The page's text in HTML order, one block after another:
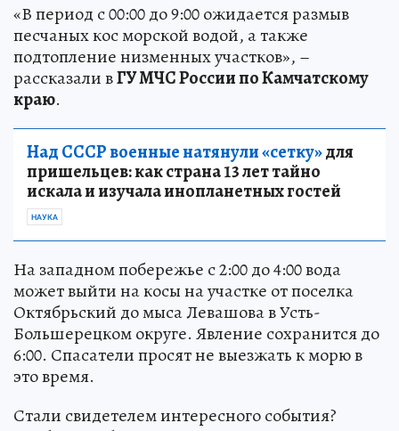
«В период с 00:00 до 9:00 ожидается размыв
песчаных кос морской водой, а также
подтопление низменных участков», –
рассказали вГУ МЧС России по Камчатскому
краю.
Над СССР военные натянули «сетку»для
пришельцев: как страна 13 лет тайно
искала и изучала инопланетных гостей
НАУКА
На западном побережье с 2:00 до 4:00 вода
может выйти на косы на участке от поселка
Октябрьский до мыса Левашова в Усть-
Большерецком округе. Явление сохранится до
6:00. Спасатели просят не выезжать к морю в
это время.
Стали свидетелем интересного события?